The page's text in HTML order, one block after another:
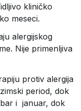
kliničko
meseci.
alergijskog
Nije primenljiva
protiv alergija
period, dok
i januar, dok